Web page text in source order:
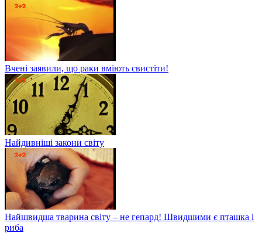
Вчені заявили, що раки вміють свистіти!
Найдивніші закони світу
Найшвидша тварина світу – не гепард! Швидшими є пташка і
риба